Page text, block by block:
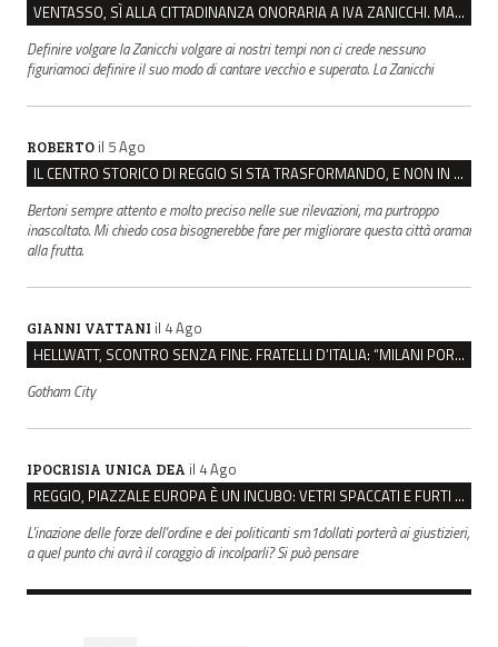
VENTASSO, SÌ ALLA CITTADINANZA ONORARIA A IVA ZANICCHI. MA BARGIACCHI: “È DI PESSIMO GUSTO”
Definire volgare la Zanicchi volgare ai nostri tempi non ci crede nessuno
figuriamoci definire il suo modo di cantare vecchio e superato. La Zanicchi
ROBERTO il 5 Ago
IL CENTRO STORICO DI REGGIO SI STA TRASFORMANDO, E NON IN MEGLIO
Bertoni sempre attento e molto preciso nelle sue rilevazioni, ma purtroppo
inascoltato. Mi chiedo cosa bisognerebbe fare per migliorare questa città oramai
alla frutta.
GIANNI VATTANI il 4 Ago
HELLWATT, SCONTRO SENZA FINE. FRATELLI D’ITALIA: “MILANI PORTA DOCUMENTI, DE FRANCO INSULTI”
Gotham City
IPOCRISIA UNICA DEA il 4 Ago
REGGIO, PIAZZALE EUROPA È UN INCUBO: VETRI SPACCATI E FURTI SULLE AUTO IN SOSTA
L'inazione delle forze dell'ordine e dei politicanti sm1dollati porterà ai giustizieri,
a quel punto chi avrà il coraggio di incolparli? Si può pensare